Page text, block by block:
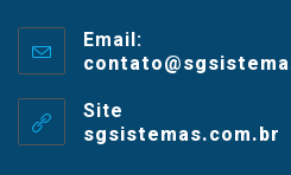
Email:
Site
sgsistemas.com.br